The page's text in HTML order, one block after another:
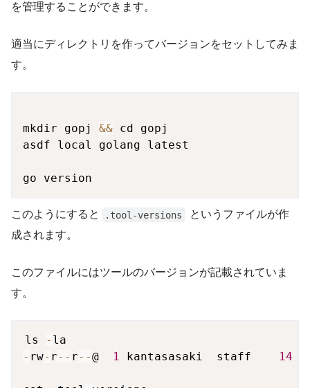
を管理することができます。
適当にディレクトリを作ってバージョンをセットしてみま
す。
mkdir gopj && cd gopj
asdf local golang latest
このようにすると .tool-versions
というファイルが作
成されます。
このファイルにはツールのバージョンが記載されていま
す。
ls -
- rw- r-- r--@ 1 kantasasaki  staff 14